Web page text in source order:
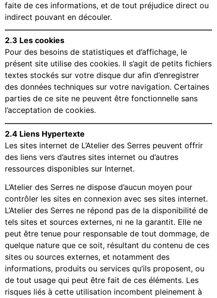
faite de ces informations, et de tout préjudice direct ou
indirect pouvant en découler.
2.3 Les cookies
Pour des besoins de statistiques et d’affichage, le
présent site utilise des cookies. Il s’agit de petits fichiers
textes stockés sur votre disque dur afin d’enregistrer
des données techniques sur votre navigation. Certaines
parties de ce site ne peuvent être fonctionnelle sans
l’acceptation de cookies.
2.4 Liens Hypertexte
Les sites internet de L’Atelier des Serres peuvent offrir
des liens vers d’autres sites internet ou d’autres
ressources disponibles sur Internet.
L’Atelier des Serres ne dispose d’aucun moyen pour
contrôler les sites en connexion avec ses sites internet.
L’Atelier des Serres ne répond pas de la disponibilité de
tels sites et sources externes, ni ne la garantit. Elle ne
peut être tenue pour responsable de tout dommage, de
quelque nature que ce soit, résultant du contenu de ces
sites ou sources externes, et notamment des
informations, produits ou services qu’ils proposent, ou
de tout usage qui peut être fait de ces éléments. Les
risques liés à cette utilisation incombent pleinement à